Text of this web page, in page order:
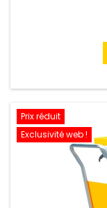
Prix réduit
Exclusivité web !